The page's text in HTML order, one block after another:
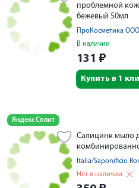
проблемной
бежевый 50мл
ПроКосметика ООО
В наличии
131 ₽
Купить в 1
Яндекс Сплит
Салицинк мыло
Italia/Saponificio
Нет в наличии